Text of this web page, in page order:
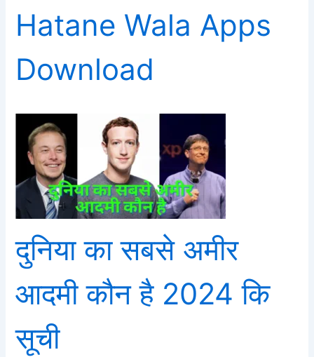
Hatane Wala Apps
Download
दुनिया का सबसे अमीर
आदमी कौन है 2024 कि
सूची